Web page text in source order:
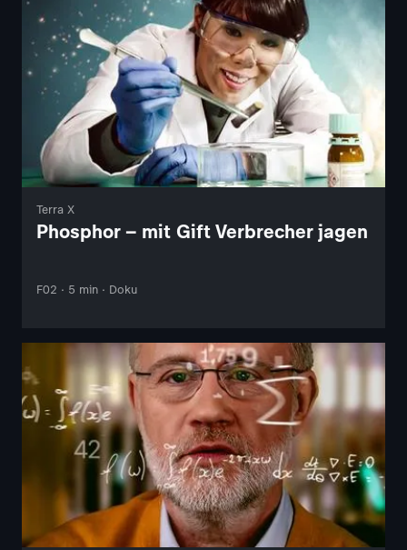
Terra X
Phosphor – mit Gift Verbrecher jagen
F02 · 5 min · Doku